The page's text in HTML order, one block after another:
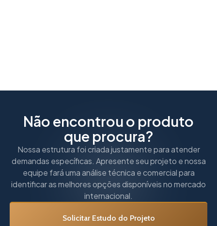
Não encontrou o produto
que procura?
Nossa estrutura foi criada justamente para atender
demandas específicas. Apresente seu projeto e nossa
equipe fará uma análise técnica e comercial para
identificar as melhores opções disponíveis no mercado
internacional.
Solicitar Estudo do Projeto